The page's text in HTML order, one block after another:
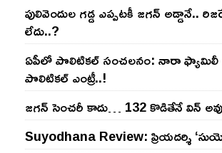
పులివెందుల గ‌డ్డ ఎప్ప‌ట‌కీ జ‌గ‌న్ అడ్డానే..
లేదు..?
ఏపీలో పొలిటిక‌ల్ సంచ‌ల‌నం: నారా ఫ్యామిలీ
పొలిటికల్ ఎంట్రీ..!
జ‌గ‌న్ సెంచ‌రీ కాదు… 132 కొడితేనే విన్
Suyodhana Review: ప్రియదర్శి